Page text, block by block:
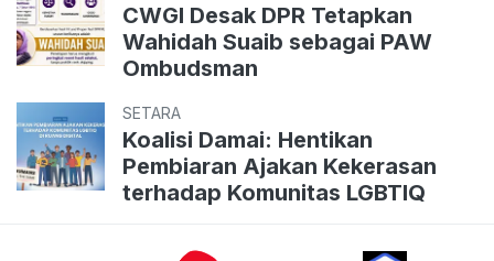
CWGI Desak DPR Tetapkan
Wahidah Suaib sebagai PAW
Ombudsman
SETARA
Koalisi Damai: Hentikan
Pembiaran Ajakan Kekerasan
terhadap Komunitas LGBTIQ